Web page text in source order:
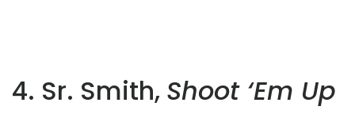
4. Sr. Smith, Shoot ‘Em Up